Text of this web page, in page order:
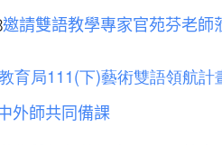
邀請雙語教學專家官苑芬老師
育局111(下)藝術雙語領航計
外師共同備課